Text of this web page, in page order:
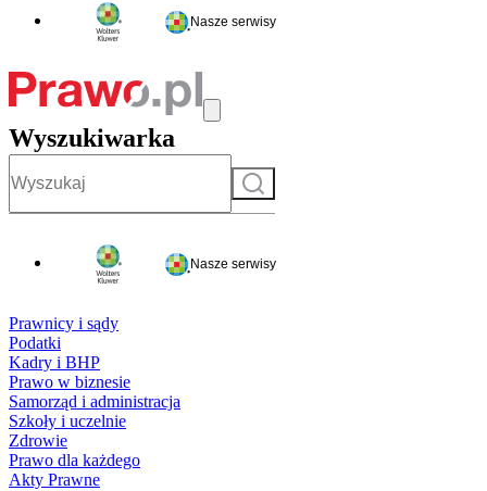
Nasze serwisy
Wyszukiwarka
Szukaj
Nasze serwisy
Prawnicy i sądy
Podatki
Kadry i BHP
Prawo w biznesie
Samorząd i administracja
Szkoły i uczelnie
Zdrowie
Prawo dla każdego
Akty Prawne